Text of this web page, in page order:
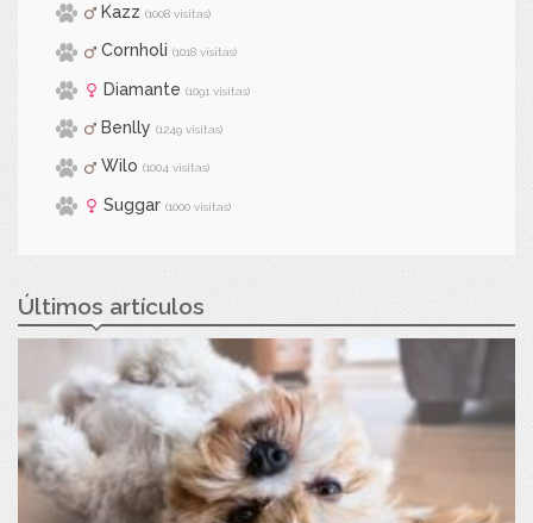
Kazz (1008 visitas)
Cornholi (1018 visitas)
Diamante (1091 visitas)
Benlly (1249 visitas)
Wilo (1004 visitas)
Suggar (1000 visitas)
Últimos artículos